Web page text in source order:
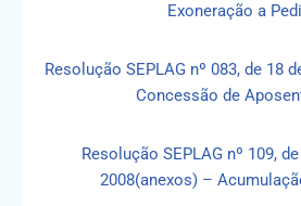
Exoneração a
Resolução SEPLAG nº 083, de 18
Concessão de
Resolução SEPLAG nº 109,
2008(anexos) –